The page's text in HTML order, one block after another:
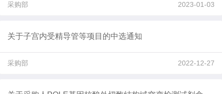
采购部 2023-01-03
关于子宫内受精导管等项目的中选通知
采购部 2022-12-27